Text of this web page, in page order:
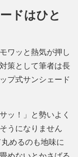
ドはひと
ワッと熱気が押し
策として筆者は長
プ式サンシェード
ッ！」と勢いよく
うになりません
めるのも地味に